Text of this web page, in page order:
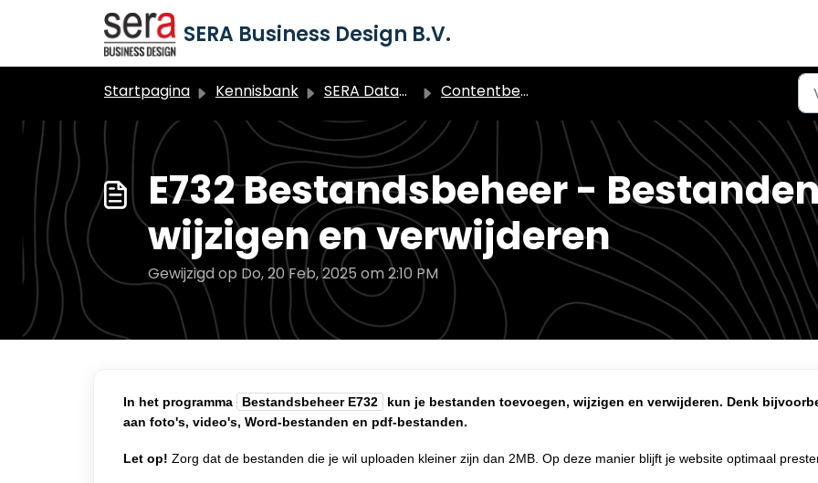
Doorgaan naar hoofdinhoud
SERA Business Design B.V.
Startpagina Kennisbank SERA Dataduiker Contentbeheer & MIJN-Omgeving Contentbeheer Bestandsbeheer en Bestandslabels
E732 Bestandsbeheer -
wijzigen en verwijderen
Gewijzigd op Do, 20 Feb, 2025 om 2:10 PM
In het programma Bestandsbeheer E732
kun je bestanden toevoegen, wijzigen en verwijderen. Denk
aan foto's, video's, Word-bestanden en pdf-bestanden.
Let op! Zorg dat de bestanden die je wil uploaden kleiner zijn dan 2MB. Op deze manier blijft je website optimaal